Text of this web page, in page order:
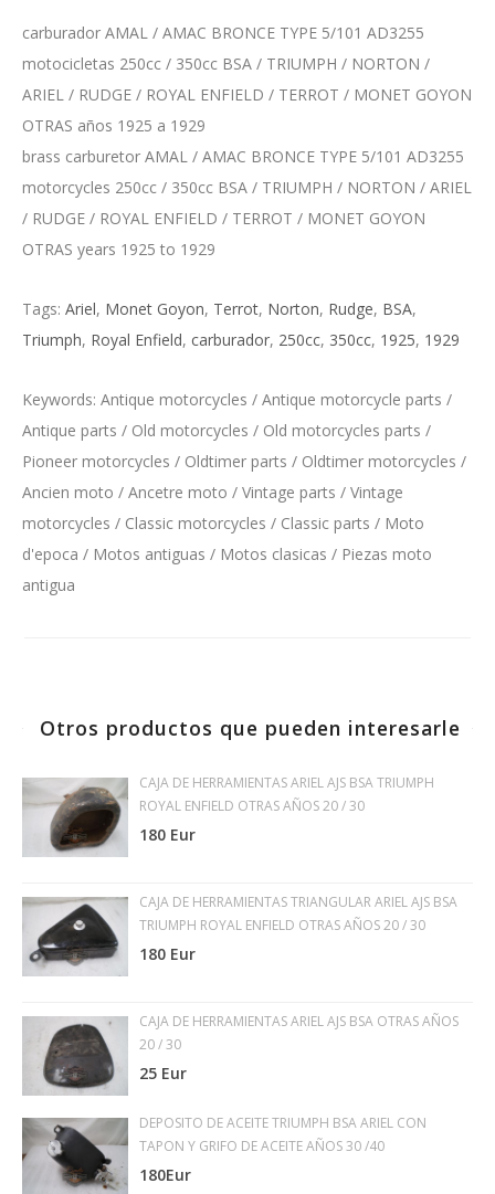
carburador AMAL / AMAC BRONCE TYPE 5/101 AD3255
motocicletas 250cc / 350cc BSA / TRIUMPH / NORTON /
ARIEL / RUDGE / ROYAL ENFIELD / TERROT / MONET GOYON
OTRAS años 1925 a 1929
brass carburetor AMAL / AMAC BRONCE TYPE 5/101 AD3255
motorcycles 250cc / 350cc BSA / TRIUMPH / NORTON / ARIEL
/ RUDGE / ROYAL ENFIELD / TERROT / MONET GOYON
OTRAS years 1925 to 1929
Tags: Ariel, Monet Goyon, Terrot, Norton, Rudge, BSA,
Triumph, Royal Enfield, carburador, 250cc, 350cc, 1925, 1929
Keywords: Antique motorcycles / Antique motorcycle parts /
Antique parts / Old motorcycles / Old motorcycles parts /
Pioneer motorcycles / Oldtimer parts / Oldtimer motorcycles /
Ancien moto / Ancetre moto / Vintage parts / Vintage
motorcycles / Classic motorcycles / Classic parts / Moto
d'epoca / Motos antiguas / Motos clasicas / Piezas moto
antigua
Otros productos que pueden interesarle
CAJA DE HERRAMIENTAS ARIEL AJS BSA TRIUMPH
ROYAL ENFIELD OTRAS AÑOS 20 / 30
180 Eur
CAJA DE HERRAMIENTAS TRIANGULAR ARIEL AJS BSA
TRIUMPH ROYAL ENFIELD OTRAS AÑOS 20 / 30
180 Eur
CAJA DE HERRAMIENTAS ARIEL AJS BSA OTRAS AÑOS
20 / 30
25 Eur
DEPOSITO DE ACEITE TRIUMPH BSA ARIEL CON
TAPON Y GRIFO DE ACEITE AÑOS 30 /40
180Eur